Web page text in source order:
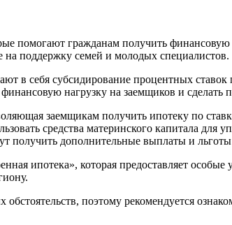
помогают гражданам получить
поддержку семей и молодых специалистов.
в себя субсидирование процентных
нагрузку на заемщиков и сделать
заемщикам получить ипотеку по
средства материнского капитала
получить дополнительные выплаты и
ипотека», которая предоставляет
поэтому рекомендуется